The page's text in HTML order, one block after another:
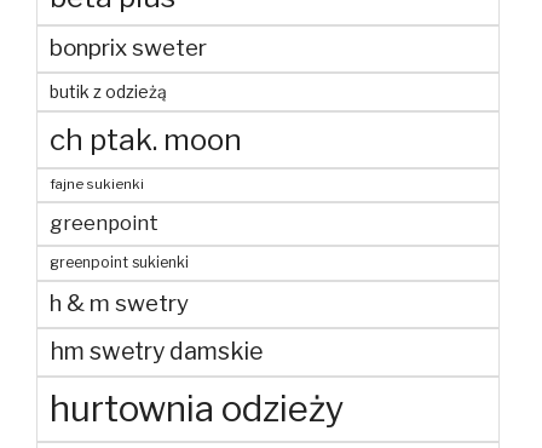
bonprix sweter
butik z odzieżą
ch ptak. moon
fajne sukienki
greenpoint
greenpoint sukienki
h & m swetry
hm swetry damskie
hurtownia odzieży